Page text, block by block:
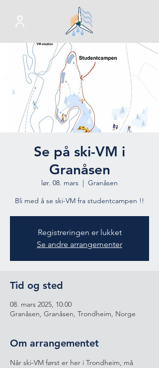
Se på ski-VM i
Granåsen
lør. 08. mars
  |
Granåsen
Bli med å se ski-VM fra studentcampen !!
Registreringen er lukket
Se andre arrangementer
Tid og sted
08. mars 2025, 10:00
Granåsen, Granåsen, Trondheim, Norge
Om arrangementet
Når ski-VM først er her i Trondheim, må